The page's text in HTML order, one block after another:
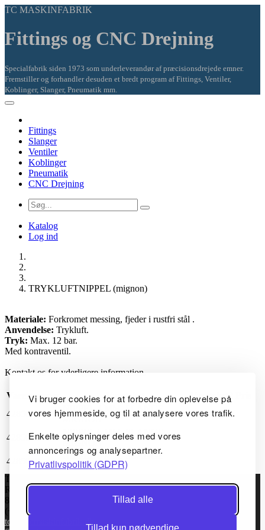
Vi bruger cookies for at forbedre din oplevelse på
vores hjemmeside, og til at analysere vores trafik.
Enkelte oplysninger deles med vores
annoncerings og analysepartner.
Privatlivspolitik (GDPR)
Tillad alle
Tillad kun nødvendige
TC MASKINFABRIK
Fittings og CNC Drejning
Specialfabrik siden 1973 som underleverandør af præcisionsdrejede emner.
Fremstiller og forhandler desuden et bredt program af Fittings, Ventiler,
Koblinger, Slanger, Pneumatik mm.
Fittings
Slanger
Ventiler
Koblinger
Pneumatik
CNC Drejning
Katalog
Log ind
TRYKLUFTNIPPEL (mignon)
Materiale: Forkromet messing, fjeder i rustfri stål .
Anvendelse: Trykluft.
Tryk: Max. 12 bar.
Med kontraventil.
Kontakt os for yderligere information.
Varenummer Varetekst Varetekst2
4285010
NIPPEL 4 MM. SLANGE
MIGNON
4285020
NIPPEL 6 MM. SLANGE
MIGNON
4285030
NIPPEL 8 MM. SLANGE
MIGNON
TC Maskinfabrik ApS
Rugvej 6
8920 Randers NV, Danmark
(+45) 86434144
tcm@tcmaskinfabrik.dk